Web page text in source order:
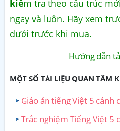
kiểm tra theo cấu trúc
ngay và luôn. Hãy xem
dưới trước khi mua.
Hướng dẫn
MỘT SỐ TÀI LIỆU QUAN TÂM
Giáo án tiếng Việt 5 cánh
Trắc nghiệm Tiếng Việt 5